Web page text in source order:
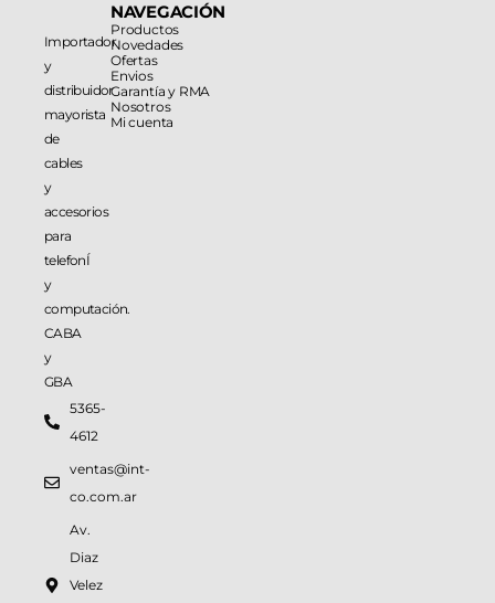
Importador
y
distribuidor
mayorista
de
cables
y
accesorios
para
telefonÍ
y
computación.
CABA
y
GBA
5365-
4612
ventas@int-
co.com.ar
Av.
Diaz
Velez
NAVEGACIÓN
Productos
Novedades
Ofertas
Envios
Garantía y RMA
Nosotros
Mi cuenta